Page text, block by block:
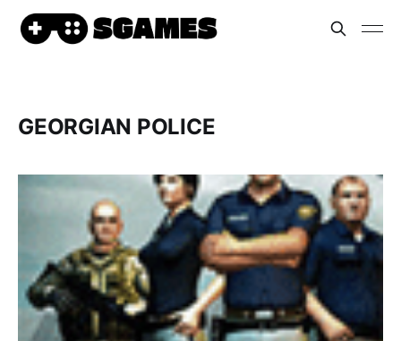
GEORGIAN POLICE